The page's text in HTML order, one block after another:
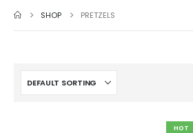
SHOP PRETZELS
HOT